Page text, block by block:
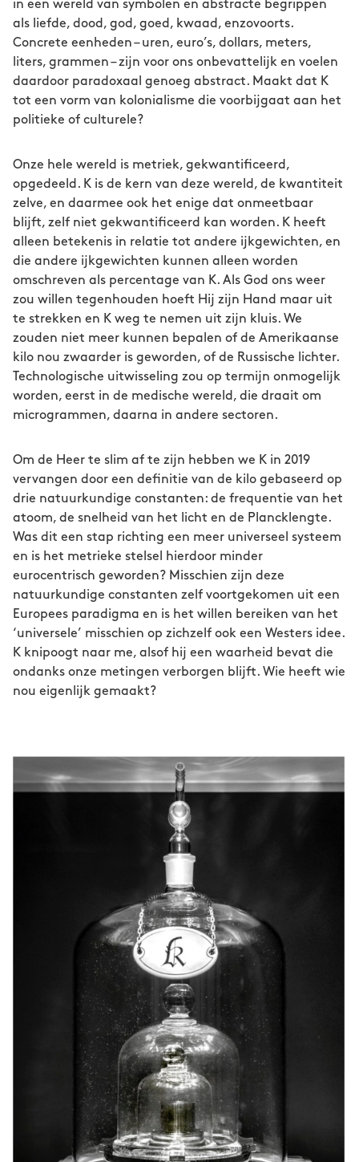
in een wereld van symbolen en abstracte begrippen
als liefde, dood, god, goed, kwaad, enzovoorts.
Concrete eenheden – uren, euro’s, dollars, meters,
liters, grammen – zijn voor ons onbevattelijk en voelen
daardoor paradoxaal genoeg abstract. Maakt dat K
tot een vorm van kolonialisme die voorbijgaat aan het
politieke of culturele?
Onze hele wereld is metriek, gekwantificeerd,
opgedeeld. K is de kern van deze wereld, de kwantiteit
zelve, en daarmee ook het enige dat onmeetbaar
blijft, zelf niet gekwantificeerd kan worden. K heeft
alleen betekenis in relatie tot andere ijkgewichten, en
die andere ijkgewichten kunnen alleen worden
omschreven als percentage van K. Als God ons weer
zou willen tegenhouden hoeft Hij zijn Hand maar uit
te strekken en K weg te nemen uit zijn kluis. We
zouden niet meer kunnen bepalen of de Amerikaanse
kilo nou zwaarder is geworden, of de Russische lichter.
Technologische uitwisseling zou op termijn onmogelijk
worden, eerst in de medische wereld, die draait om
microgrammen, daarna in andere sectoren.
Om de Heer te slim af te zijn hebben we K in 2019
vervangen door een definitie van de kilo gebaseerd op
drie natuurkundige constanten: de frequentie van het
atoom, de snelheid van het licht en de Plancklengte.
Was dit een stap richting een meer universeel systeem
en is het metrieke stelsel hierdoor minder
eurocentrisch geworden? Misschien zijn deze
natuurkundige constanten zelf voortgekomen uit een
Europees paradigma en is het willen bereiken van het
‘universele’ misschien op zichzelf ook een Westers idee.
K knipoogt naar me, alsof hij een waarheid bevat die
ondanks onze metingen verborgen blijft. Wie heeft wie
nou eigenlijk gemaakt?